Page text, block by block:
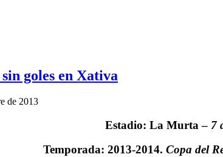
goles en Xativa
de 2013
Estadio: La Murta – 7
Temporada: 2013-2014. Copa del